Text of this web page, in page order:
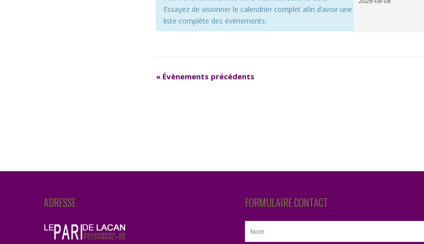
navigation
de
Essayez de visionner le calendrier complet afin d’avoir une
liste complète des évènements.
« Évènements précédents
ADRESSE FORMULAIRE CONTACT